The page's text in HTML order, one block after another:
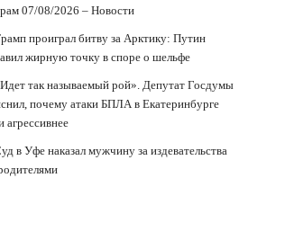
07/08/2026 – Новости
проиграл битву за Арктику: Путин
жирную точку в споре о шельфе
так называемый рой». Депутат Госдумы
почему атаки БПЛА в Екатеринбурге
агрессивнее
в Уфе наказал мужчину за издевательства